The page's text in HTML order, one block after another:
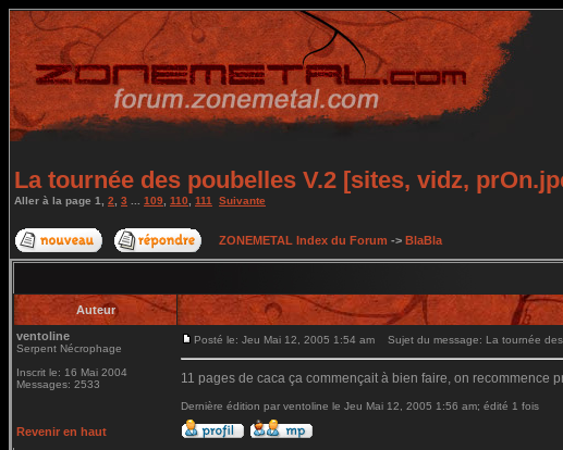
La tournée des poubelles V.2 [sites, vidz,
Aller à la page 1 2 3 109 110 111 Suivante
ZONEMETAL Index du Forum -> BlaBla
Auteur
ventoline
Serpent Nécrophage
Inscrit le: 16 Mai 2004
Messages: 2533
Posté le: Jeu Mai 12, 2005 1:54 am Sujet du message: La tournée
11 pages de caca ça commençait à bien faire, on recommence
Dernière édition par ventoline le Jeu Mai 12, 2005 1:56 am; édité 1 fois
Revenir en haut